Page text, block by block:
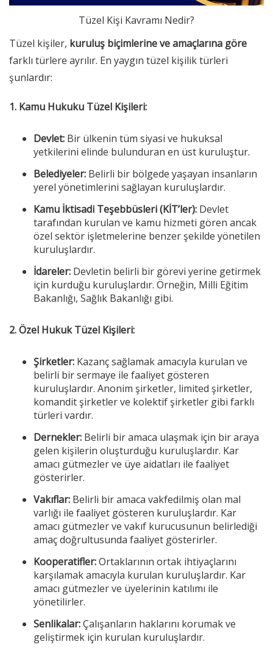
Tüzel Kişi Kavramı Nedir?
Tüzel kişiler, kuruluş biçimlerine ve amaçlarına göre
farklı türlere ayrılır. En yaygın tüzel kişilik türleri
şunlardır:
1. Kamu Hukuku Tüzel Kişileri:
Devlet: Bir ülkenin tüm siyasi ve hukuksal
yetkilerini elinde bulunduran en üst kuruluştur.
Belediyeler: Belirli bir bölgede yaşayan insanların
yerel yönetimlerini sağlayan kuruluşlardır.
Kamu İktisadi Teşebbüsleri (KİT’ler): Devlet
tarafından kurulan ve kamu hizmeti gören ancak
özel sektör işletmelerine benzer şekilde yönetilen
kuruluşlardır.
İdareler: Devletin belirli bir görevi yerine getirmek
için kurduğu kuruluşlardır. Örneğin, Milli Eğitim
Bakanlığı, Sağlık Bakanlığı gibi.
2. Özel Hukuk Tüzel Kişileri:
Şirketler: Kazanç sağlamak amacıyla kurulan ve
belirli bir sermaye ile faaliyet gösteren
kuruluşlardır. Anonim şirketler, limited şirketler,
komandit şirketler ve kolektif şirketler gibi farklı
türleri vardır.
Dernekler: Belirli bir amaca ulaşmak için bir araya
gelen kişilerin oluşturduğu kuruluşlardır. Kar
amacı gütmezler ve üye aidatları ile faaliyet
gösterirler.
Vakıflar: Belirli bir amaca vakfedilmiş olan mal
varlığı ile faaliyet gösteren kuruluşlardır. Kar
amacı gütmezler ve vakıf kurucusunun belirlediği
amaç doğrultusunda faaliyet gösterirler.
Kooperatifler:Ortaklarının ortak ihtiyaçlarını
karşılamak amacıyla kurulan kuruluşlardır. Kar
amacı gütmezler ve üyelerinin katılımı ile
yönetilirler.
Senlikalar:Çalışanların haklarını korumak ve
geliştirmek için kurulan kuruluşlardır.